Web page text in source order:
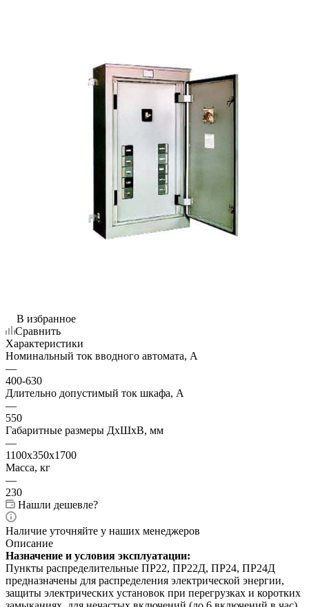
В избранное
Сравнить
Характеристики
Номинальный ток вводного автомата, А
—
400-630
Длительно допустимый ток шкафа, А
—
550
Габаритные размеры ДхШхВ, мм
—
1100х350х1700
Масса, кг
—
230
Нашли дешевле?
Наличие уточняйте у наших менеджеров
Описание
Назначение и условия эксплуатации:
Пункты распределительные ПР22, ПР22Д, ПР24, ПР24Д
предназначены для распределения электрической энергии,
защиты электрических установок при перегрузках и коротких